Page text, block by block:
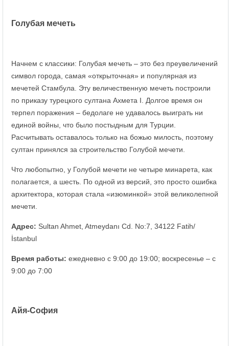
Голубая мечеть
Начнем с классики: Голубая мечеть – это без преувеличений
символ города, самая «открыточная» и популярная из
мечетей Стамбула. Эту величественную мечеть построили
по приказу турецкого султана Ахмета I. Долгое время он
терпел поражения – бедолаге не удавалось выиграть ни
единой войны, что было постыдным для Турции.
Расчитывать оставалось только на божью милость, поэтому
султан принялся за строительство Голубой мечети.
Что любопытно, у Голубой мечети не четыре минарета, как
полагается, а шесть. По одной из версий, это просто ошибка
архитектора, которая стала «изюминкой» этой великолепной
мечети.
Адрес: Sultan Ahmet, Atmeydanı Cd. No:7, 34122 Fatih/
İstanbul
Время работы: ежедневно с 9:00 до 19:00; воскресенье – с
9:00 до 7:00
Айя-София